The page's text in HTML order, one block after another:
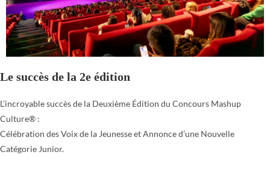
Le succès de la 2e édition
L’incroyable succès de la Deuxième Édition du Concours Mashup
Culture® :
Célébration des Voix de la Jeunesse et Annonce d’une Nouvelle
Catégorie Junior.